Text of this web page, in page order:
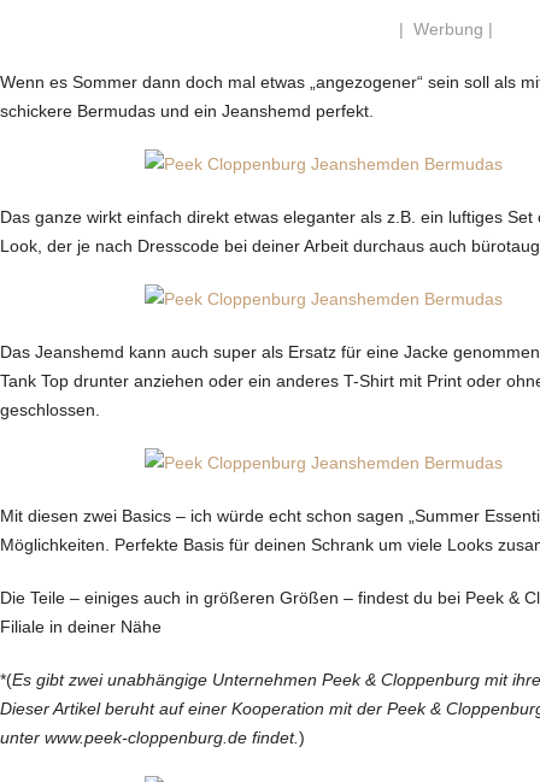
| Werbung |
Wenn es Sommer dann doch mal etwas „angezogener“ sein soll als
schickere Bermudas und ein Jeanshemd perfekt.
Das ganze wirkt einfach direkt etwas eleganter als z.B. ein luftiges
Look, der je nach Dresscode bei deiner Arbeit durchaus auch
Das Jeanshemd kann auch super als Ersatz für eine Jacke
Tank Top drunter anziehen oder ein anderes T-Shirt mit Print oder
geschlossen.
Mit diesen zwei Basics – ich würde echt schon sagen „Summer
Möglichkeiten. Perfekte Basis für deinen Schrank um viele Looks
Die Teile – einiges auch in größeren Größen – findest du bei Peek &
Filiale in deiner Nähe
*(Es gibt zwei unabhängige Unternehmen Peek & Cloppenburg mit
Dieser Artikel beruht auf einer Kooperation mit der Peek &
unter www.peek-cloppenburg.de findet.)